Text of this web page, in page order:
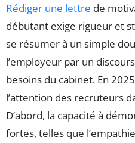
Rédiger une lettre de
débutant exige rigueur et
se résumer à un simple
l’employeur par un
besoins du cabinet. En
l’attention des recruteurs
D’abord, la capacité à
fortes, telles que